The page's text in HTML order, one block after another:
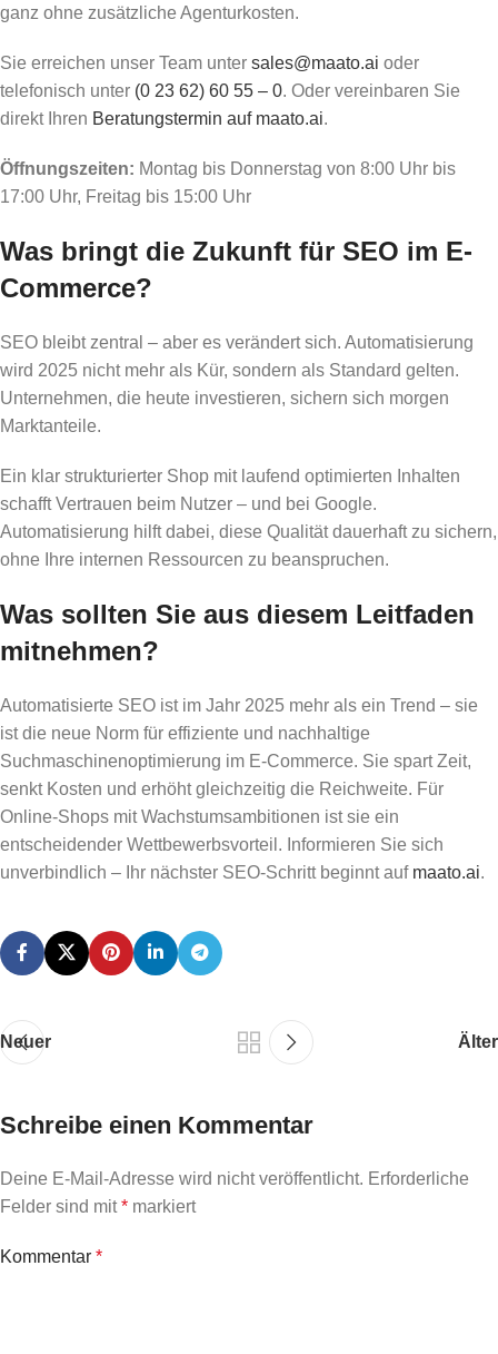
ganz ohne zusätzliche Agenturkosten.
Sie erreichen unser Team unter sales@maato.ai oder
telefonisch unter (0 23 62) 60 55 – 0. Oder vereinbaren Sie
direkt Ihren Beratungstermin auf maato.ai.
Öffnungszeiten: Montag bis Donnerstag von 8:00 Uhr bis
17:00 Uhr, Freitag bis 15:00 Uhr
Was bringt die Zukunft für SEO im E-
Commerce?
SEO bleibt zentral – aber es verändert sich. Automatisierung
wird 2025 nicht mehr als Kür, sondern als Standard gelten.
Unternehmen, die heute investieren, sichern sich morgen
Marktanteile.
Ein klar strukturierter Shop mit laufend optimierten Inhalten
schafft Vertrauen beim Nutzer – und bei Google.
Automatisierung hilft dabei, diese Qualität dauerhaft zu sichern,
ohne Ihre internen Ressourcen zu beanspruchen.
Was sollten Sie aus diesem Leitfaden
mitnehmen?
Automatisierte SEO ist im Jahr 2025 mehr als ein Trend – sie
ist die neue Norm für effiziente und nachhaltige
Suchmaschinenoptimierung im E-Commerce. Sie spart Zeit,
senkt Kosten und erhöht gleichzeitig die Reichweite. Für
Online-Shops mit Wachstumsambitionen ist sie ein
entscheidender Wettbewerbsvorteil. Informieren Sie sich
unverbindlich – Ihr nächster SEO-Schritt beginnt auf maato.ai.
Neuer Älter
Schreibe einen Kommentar
Deine E-Mail-Adresse wird nicht veröffentlicht. Erforderliche
Felder sind mit* markiert
Kommentar *